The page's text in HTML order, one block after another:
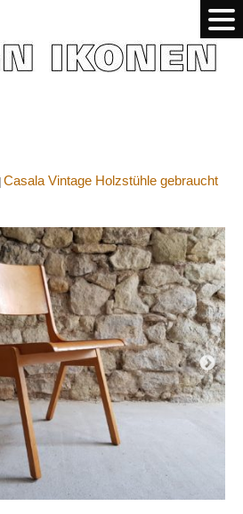
Casala Vintage Holzstühle gebraucht